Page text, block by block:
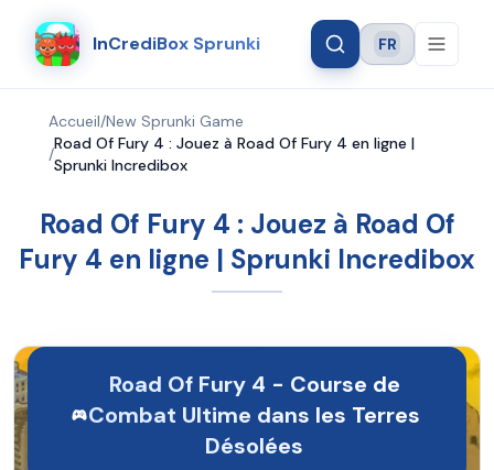
InCrediBox Sprunki Language
FR
Accueil/New Sprunki Game
/
Road Of Fury 4 : Jouez à Road Of Fury 4 en ligne |
Sprunki Incredibox
Road Of Fury 4 : Jouez à Road Of
Fury 4 en ligne | Sprunki Incredibox
Road Of Fury 4 - Course de
Combat Ultime dans les Terres
Désolées